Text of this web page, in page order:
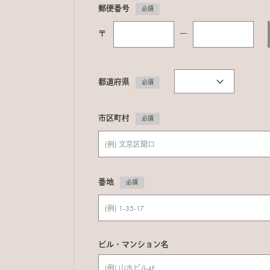
郵便番号 必須
〒 ー
都道府県 必須
市区町村 必須
番地 必須
ビル・マンション名